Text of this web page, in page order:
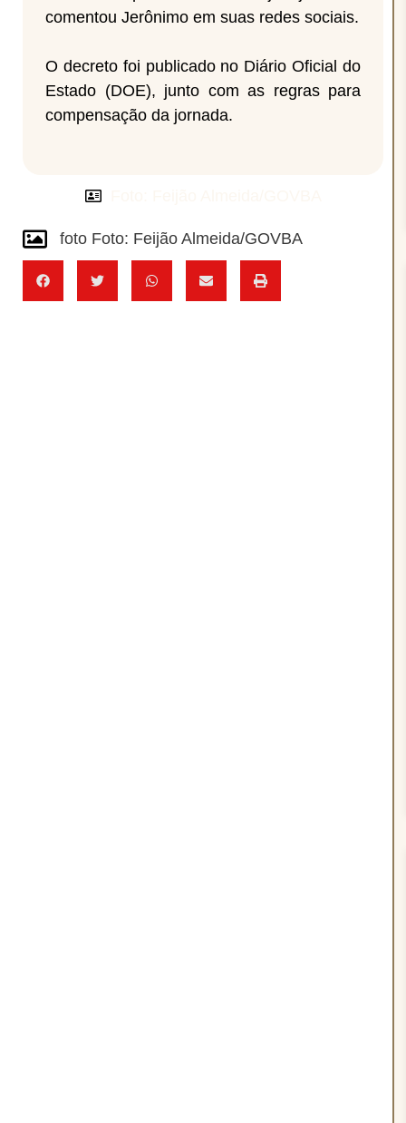
comentou Jerônimo em suas redes sociais.
O decreto foi publicado no Diário Oficial do
Estado (DOE), junto com as regras para
compensação da jornada.
foto Foto: Feijão Almeida/GOVBA